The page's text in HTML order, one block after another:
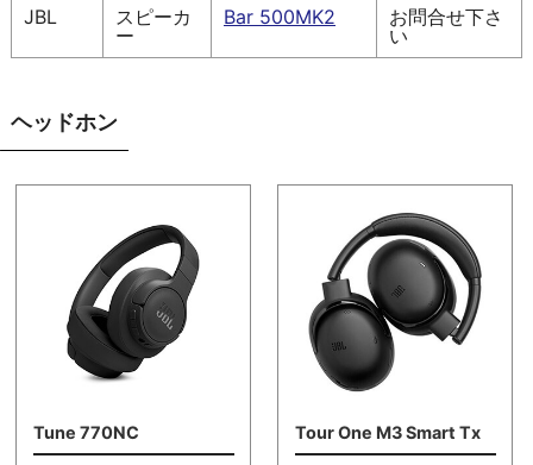
JBL
スピーカ
ー
Bar 500MK2
お問合せ下さ
い
ヘッドホン
Tune 770NC Tour One M3 Smart Tx